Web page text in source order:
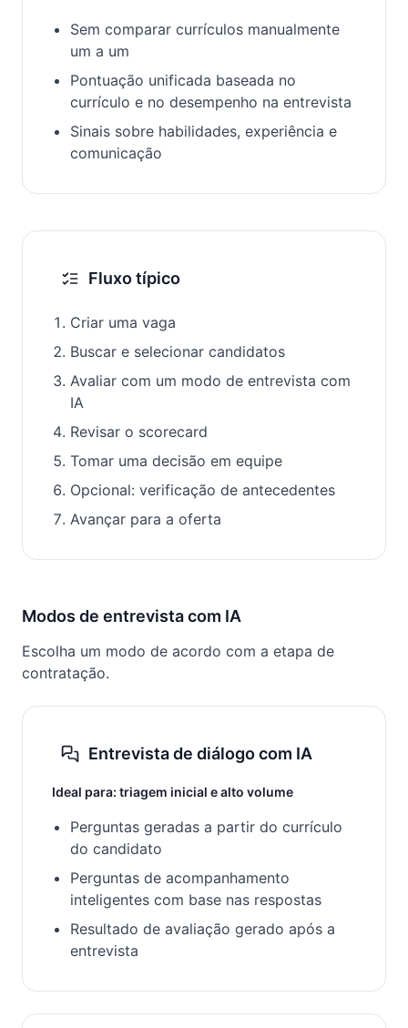
Sem comparar currículos manualmente
um a um
Pontuação unificada baseada no
currículo e no desempenho na entrevista
Sinais sobre habilidades, experiência e
comunicação
Fluxo típico
Criar uma vaga
Buscar e selecionar candidatos
Avaliar com um modo de entrevista com
IA
Revisar o scorecard
Tomar uma decisão em equipe
Opcional: verificação de antecedentes
Avançar para a oferta
Modos de entrevista com IA
Escolha um modo de acordo com a etapa de
contratação.
Entrevista de diálogo com IA
Ideal para: triagem inicial e alto volume
Perguntas geradas a partir do currículo
do candidato
Perguntas de acompanhamento
inteligentes com base nas respostas
Resultado de avaliação gerado após a
entrevista